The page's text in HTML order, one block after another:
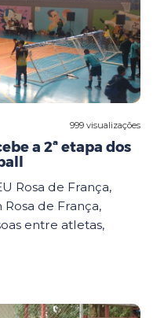
999 visualizações
a 2ª etapa dos
Rosa de França,
de França,
entre atletas,